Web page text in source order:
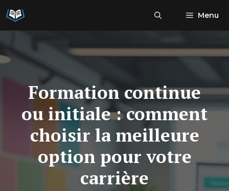
au
Menu
Formation continue
ou initiale : comment
choisir la meilleure
option pour votre
carrière